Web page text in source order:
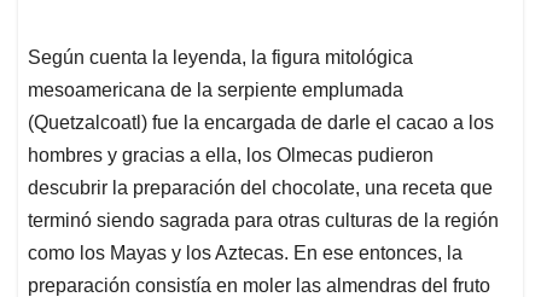
Según cuenta la leyenda, la figura mitológica
mesoamericana de la serpiente emplumada
(Quetzalcoatl) fue la encargada de darle el cacao a los
hombres y gracias a ella, los Olmecas pudieron
descubrir la preparación del chocolate, una receta que
terminó siendo sagrada para otras culturas de la región
como los Mayas y los Aztecas. En ese entonces, la
preparación consistía en moler las almendras del fruto